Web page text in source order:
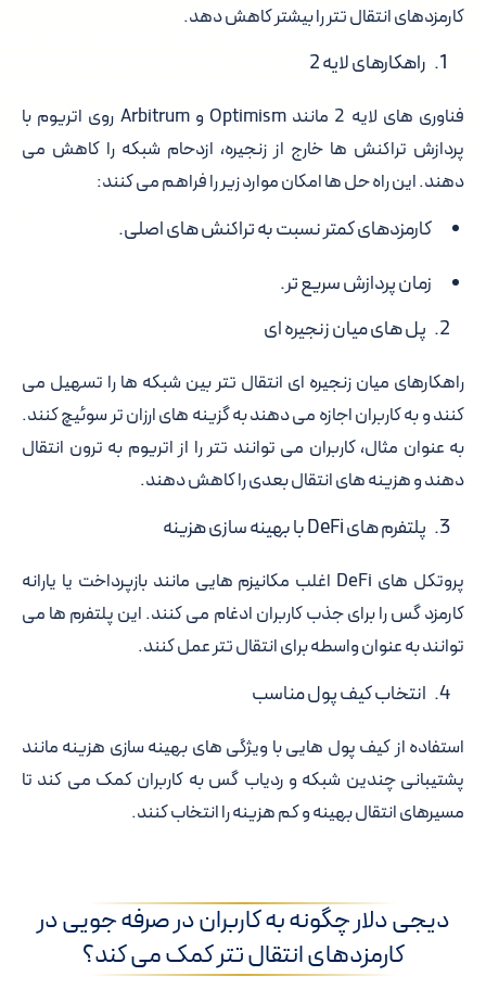
کارمزدهای انتقال تتر را بیشتر کاهش دهد.
راهکارهای لایه 2
فناوری های لایه 2 مانند Optimism و Arbitrum روی اتریوم با
پردازش تراکنش ها خارج از زنجیره، ازدحام شبکه را کاهش می
دهند. این راه حل ها امکان موارد زیر را فراهم می کنند:
کارمزدهای کمتر نسبت به تراکنش های اصلی.
زمان پردازش سریع تر.
پل های میان زنجیره ای
راهکارهای میان زنجیره ای انتقال تتر بین شبکه ها را تسهیل می
کنند و به کاربران اجازه می دهند به گزینه های ارزان تر سوئیچ کنند.
به عنوان مثال، کاربران می توانند تتر را از اتریوم به ترون انتقال
دهند و هزینه های انتقال بعدی را کاهش دهند.
پلتفرم های DeFi با بهینه سازی هزینه
پروتکل های DeFi اغلب مکانیزم هایی مانند بازپرداخت یا یارانه
کارمزد گس را برای جذب کاربران ادغام می کنند. این پلتفرم ها می
توانند به عنوان واسطه برای انتقال تتر عمل کنند.
انتخاب کیف پول مناسب
استفاده از کیف پول هایی با ویژگی های بهینه سازی هزینه مانند
پشتیبانی چندین شبکه و ردیاب گس به کاربران کمک می کند تا
مسیرهای انتقال بهینه و کم هزینه را انتخاب کنند.
دیجی دلار چگونه به کاربران در صرفه جویی در
کارمزدهای انتقال تتر کمک می کند؟